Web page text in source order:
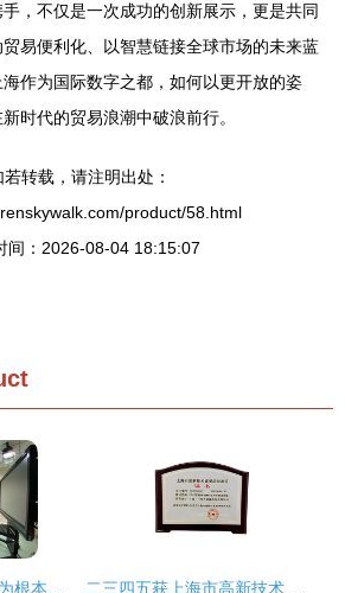
，不仅是一次成功的创新展示，更是共同
易便利化、以智慧链接全球市场的未来蓝
作为国际数字之都，如何以更开放的姿
时代的贸易浪潮中破浪前行。
若转载，请注明出处：
product/58.html
间：2026-08-04 18:15:07